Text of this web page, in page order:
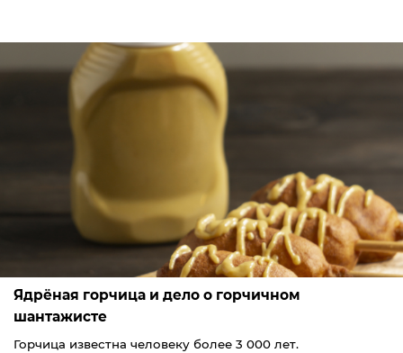
Ядрёная горчица и дело о горчичном
шантажисте
Горчица известна человеку более 3 000 лет.